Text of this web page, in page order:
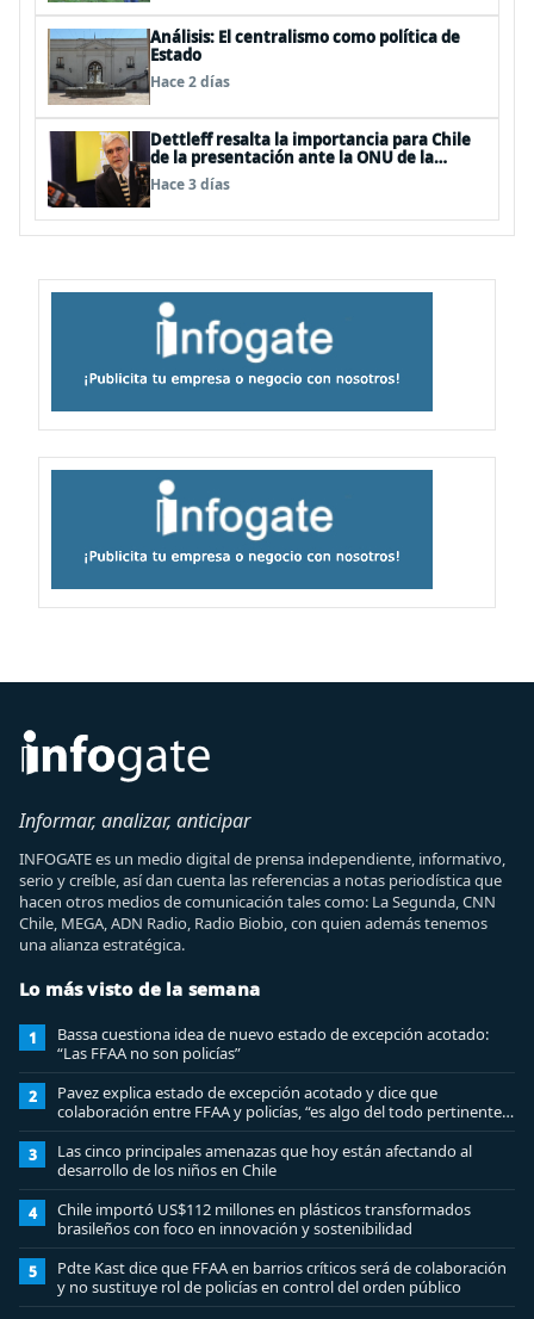
Análisis: El centralismo como política de
Estado
Hace 2 días
Dettleff resalta la importancia para Chile
de la presentación ante la ONU de la
Plataforma Continental Extendida del
Archipiélago Juan Fernández
Hace 3 días
Informar, analizar, anticipar
INFOGATE es un medio digital de prensa independiente, informativo,
serio y creíble, así dan cuenta las referencias a notas periodística que
hacen otros medios de comunicación tales como: La Segunda, CNN
Chile, MEGA, ADN Radio, Radio Biobio, con quien además tenemos
una alianza estratégica.
Lo más visto de la semana
1
Bassa cuestiona idea de nuevo estado de excepción acotado:
“Las FFAA no son policías”
2
Pavez explica estado de excepción acotado y dice que
colaboración entre FFAA y policías, “es algo del todo pertinente
analizar”
3
Las cinco principales amenazas que hoy están afectando al
desarrollo de los niños en Chile
4
Chile importó US$112 millones en plásticos transformados
brasileños con foco en innovación y sostenibilidad
5
Pdte Kast dice que FFAA en barrios críticos será de colaboración
y no sustituye rol de policías en control del orden público